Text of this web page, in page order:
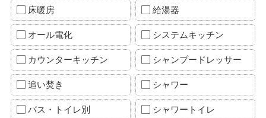
床暖房 給湯器
オール電化 システムキッチン
カウンターキッチン シャンプードレッサー
追い焚き シャワー
バス・トイレ別 シャワートイレ